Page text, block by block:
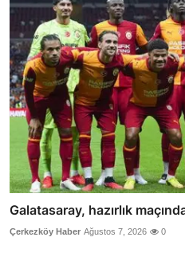
Galatasaray, hazırlık
Çerkezköy Haber Ağustos 7, 2026 0